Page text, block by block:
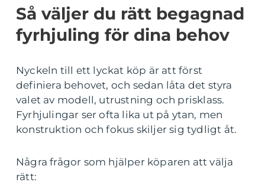
Så väljer du rätt begagnad
fyrhjuling för dina behov
Nyckeln till ett lyckat köp är att först
definiera behovet, och sedan låta det styra
valet av modell, utrustning och prisklass.
Fyrhjulingar ser ofta lika ut på ytan, men
konstruktion och fokus skiljer sig tydligt åt.
Några frågor som hjälper köparen att välja
rätt: